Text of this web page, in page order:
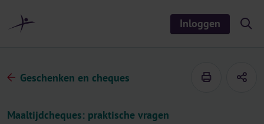
Inloggen
S
i
Geschenken en cheques
Maaltijdcheques: praktische vragen